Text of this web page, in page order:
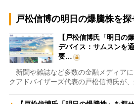
戸松信博の明日の爆騰株を探
【戸松信博氏「明日の
デバイス：サムスンを
要…
新聞や雑誌など多数の金融メディア
クアドバイザーズ代表の戸松信博氏が